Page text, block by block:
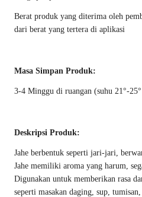
Berat produk yang diterima oleh
dari berat yang tertera di aplikasi
Masa Simpan Produk:
3-4 Minggu di ruangan (suhu 21°-
Deskripsi Produk:
Jahe berbentuk seperti jari-jari,
Jahe memiliki aroma yang harum,
Digunakan untuk memberikan rasa
seperti masakan daging, sup,